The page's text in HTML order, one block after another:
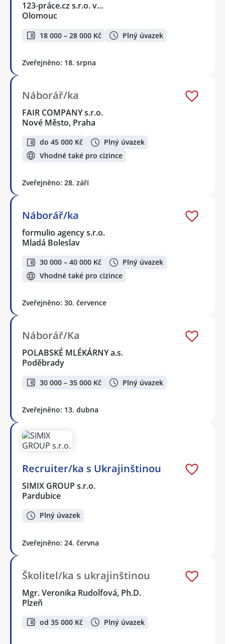
123-práce.cz s.r.o. v…
Olomouc
18 000 – 28 000 Kč Plný úvazek
Zveřejněno: 18. srpna
Náborář/ka
FAIR COMPANY s.r.o.
Nové Město, Praha
do 45 000 Kč
Plný úvazek
Vhodné také pro cizince
Zveřejněno: 28. září
Náborář/ka
formulio agency s.r.o.
Mladá Boleslav
30 000 – 40 000 Kč
Plný úvazek
Vhodné také pro cizince
Zveřejněno: 30. července
Náborář/Ka
POLABSKÉ MLÉKÁRNY a.s.
Poděbrady
30 000 – 35 000 Kč Plný úvazek
Zveřejněno: 13. dubna
Recruiter/ka s Ukrajinštinou
SIMIX GROUP s.r.o.
Pardubice
Plný úvazek
Zveřejněno: 24. června
Školitel/ka s ukrajinštinou
Mgr. Veronika Rudolfová, Ph.D.
Plzeň
od 35 000 Kč Plný úvazek